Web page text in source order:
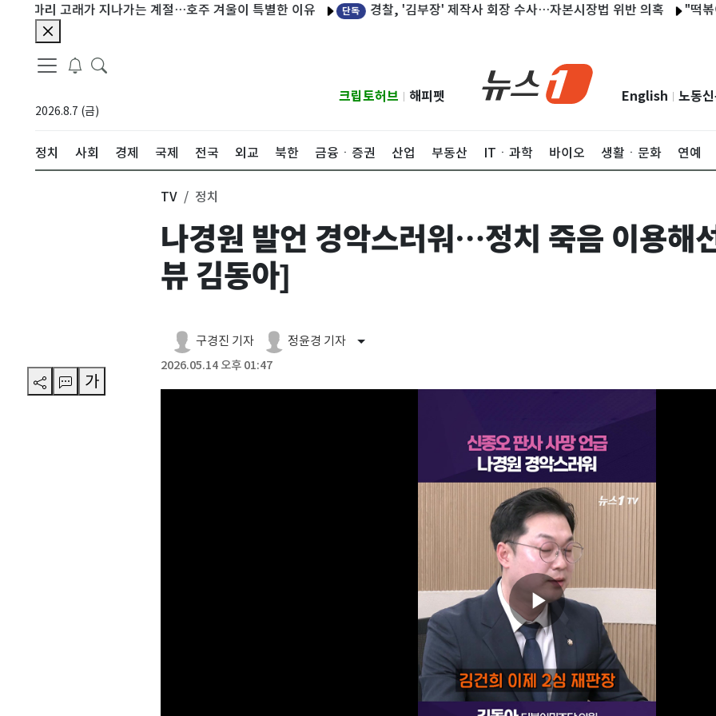
고래가 지나가는 계절…호주 겨울이 특별한 이유 단독 경찰, '김부장' 제작사 회장 수사…자본시장법 위반 의혹 "떡볶이떡,
2026.8.7 (금)
크립토허브 해피펫 English 노동
정치 사회 경제 국제 전국 외교 북한 금융ㆍ증권 산업 부동산 ITㆍ과학 바이오 생활ㆍ문화 연예
가
TV 정치
나경원 발언 경악스러워…정치 죽음 이용해
뷰 김동아]
구경진 기자 정윤경 기자
2026.05.14 오후 01:47
Play
Video